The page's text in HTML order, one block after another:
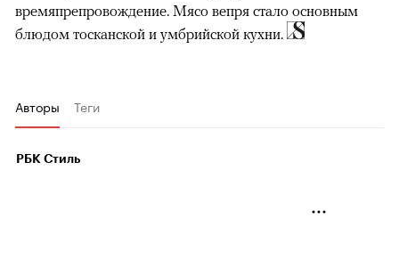
времяпрепровождение. Мясо вепря стало основным
блюдом тосканской и умбрийской кухни.
Авторы Теги
РБК Стиль